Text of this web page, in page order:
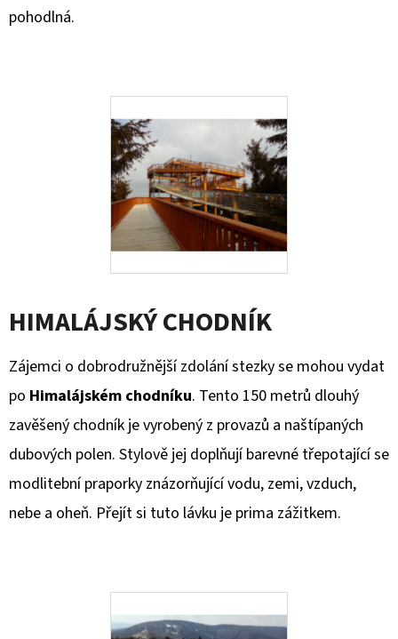
pohodlná.
HIMALÁJSKÝ CHODNÍK
Zájemci o dobrodružnější zdolání stezky se mohou vydat
po Himalájském chodníku. Tento 150 metrů dlouhý
zavěšený chodník je vyrobený z provazů a naštípaných
dubových polen. Stylově jej doplňují barevné třepotající se
modlitební praporky znázorňující vodu, zemi, vzduch,
nebe a oheň. Přejít si tuto lávku je prima zážitkem.
E